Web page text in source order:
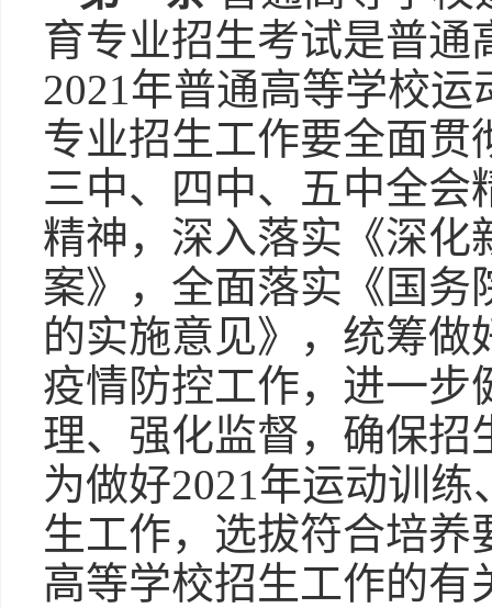
育专业招生考试是普通
2021年普通高等学校
专业招生工作要全面贯
三中、四中、五中全会
精神，深入落实《深化
案》，全面落实《国务
的实施意见》，统筹
疫情防控工作，进一步
理、强化监督，确保招
为做好2021年运动训
生工作，选拔符合培养
高等学校招生工作的有